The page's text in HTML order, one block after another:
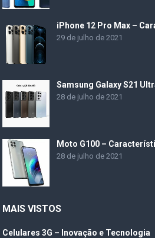
iPhone 12 Pro Max –
29 de julho de 2021
Samsung Galaxy S21
28 de julho de 2021
Moto G100 –
28 de julho de 2021
MAIS VISTOS
Celulares 3G – Inovação e Tecnologia